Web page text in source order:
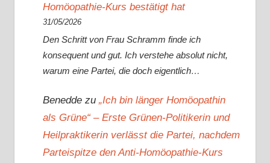
Homöopathie-Kurs bestätigt hat
31/05/2026
Den Schritt von Frau Schramm finde ich
konsequent und gut. Ich verstehe absolut nicht,
warum eine Partei, die doch eigentlich…
Beneddezu „Ich bin länger Homöopathin
als Grüne“ – Erste Grünen-Politikerin und
Heilpraktikerin verlässt die Partei, nachdem
Parteispitze den Anti-Homöopathie-Kurs